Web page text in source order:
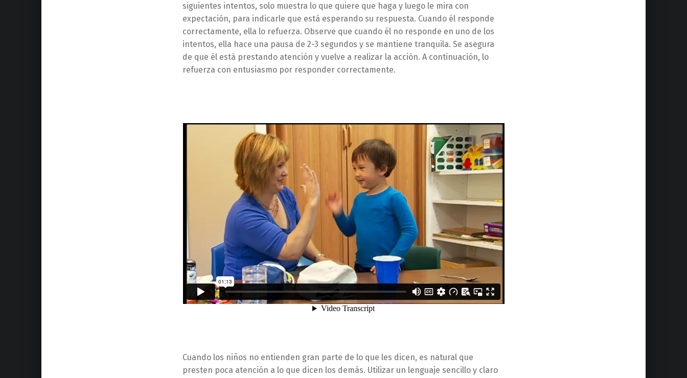
siguientes intentos, solo muestra lo que quiere que haga y luego le mira con
expectación, para indicarle que está esperando su respuesta. Cuando él responde
correctamente, ella lo refuerza. Observe que cuando él no responde en uno de los
intentos, ella hace una pausa de 2-3 segundos y se mantiene tranquila. Se asegura
de que él está prestando atención y vuelve a realizar la acción. A continuación, lo
refuerza con entusiasmo por responder correctamente.
Cuando los niños no entienden gran parte de lo que les dicen, es natural que
presten poca atención a lo que dicen los demás. Utilizar un lenguaje sencillo y claro